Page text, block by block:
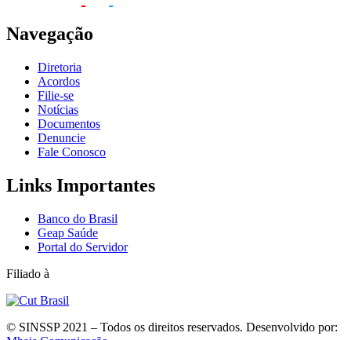
Navegação
Diretoria
Acordos
Filie-se
Notícias
Documentos
Denuncie
Fale Conosco
Links Importantes
Banco do Brasil
Geap Saúde
Portal do Servidor
Filiado à
© SINSSP 2021 – Todos os direitos reservados. Desenvolvido por: